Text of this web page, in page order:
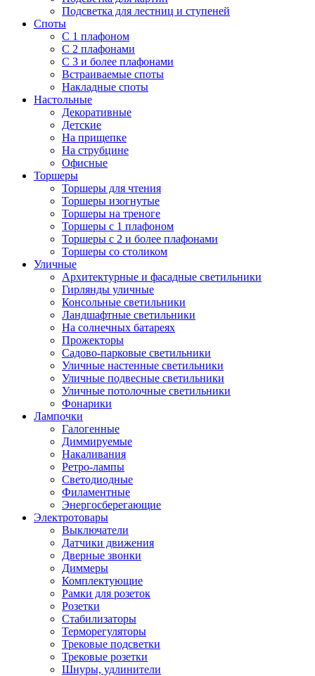
Подсветка для лестниц и ступеней
Споты
С 1 плафоном
С 2 плафонами
С 3 и более плафонами
Встраиваемые споты
Накладные споты
Настольные
Декоративные
Детские
На прищепке
На струбцине
Офисные
Торшеры
Торшеры для чтения
Торшеры изогнутые
Торшеры на треноге
Торшеры с 1 плафоном
Торшеры с 2 и более плафонами
Торшеры со столиком
Уличные
Архитектурные и фасадные светильники
Гирлянды уличные
Консольные светильники
Ландшафтные светильники
На солнечных батареях
Прожекторы
Садово-парковые светильники
Уличные настенные светильники
Уличные подвесные светильники
Уличные потолочные светильники
Фонарики
Лампочки
Галогенные
Диммируемые
Накаливания
Ретро-лампы
Светодиодные
Филаментные
Энергосберегающие
Электротовары
Выключатели
Датчики движения
Дверные звонки
Диммеры
Комплектующие
Рамки для розеток
Розетки
Стабилизаторы
Терморегуляторы
Трековые подсветки
Трековые розетки
Шнуры, удлинители